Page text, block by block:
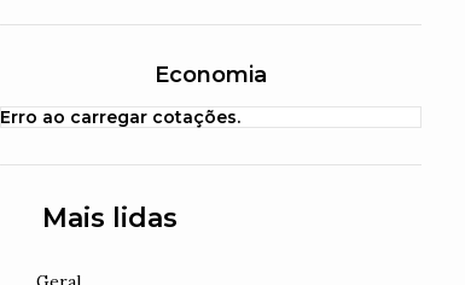
Economia
Erro ao carregar cotações.
Mais lidas